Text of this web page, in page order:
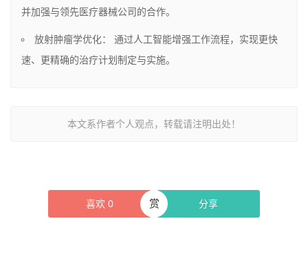
并加强与领先医疗器械公司的合作。
放射肿瘤学优化： 通过人工智能增强工作流程，实现更快
速、更精确的治疗计划制定与实施。
本文系作者个人观点，转载请注明出处！
喜欢 0 分享
赏